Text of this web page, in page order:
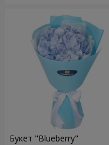
Букет "Blueberry"